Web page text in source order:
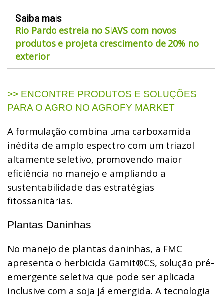
Saiba mais
Rio Pardo estreia no SIAVS com novos
produtos e projeta crescimento de 20% no
exterior
>> ENCONTRE PRODUTOS E SOLUÇÕES
PARA O AGRO NO AGROFY MARKET
A formulação combina uma carboxamida
inédita de amplo espectro com um triazol
altamente seletivo, promovendo maior
eficiência no manejo e ampliando a
sustentabilidade das estratégias
fitossanitárias.
Plantas Daninhas
No manejo de plantas daninhas, a FMC
apresenta o herbicida Gamit®CS, solução pré-
emergente seletiva que pode ser aplicada
inclusive com a soja já emergida. A tecnologia